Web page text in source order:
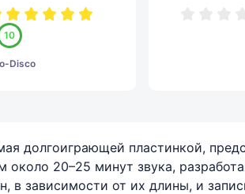
10
Disco
долгоиграющей пластинкой,
20–25 минут звука,
в зависимости от их длины, и